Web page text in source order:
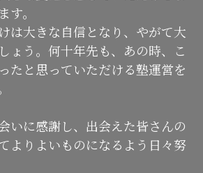
。
は大きな自信となり、やがて大
ょう。何十年先も、あの時、こ
たと思っていただける塾運営を
いに感謝し、出会えた皆さんの
よりよいものになるよう日々努